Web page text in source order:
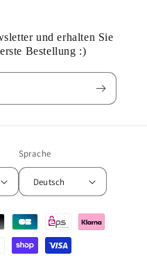
und erhalten Sie
Bestellung :)
Sprache
Deutsch